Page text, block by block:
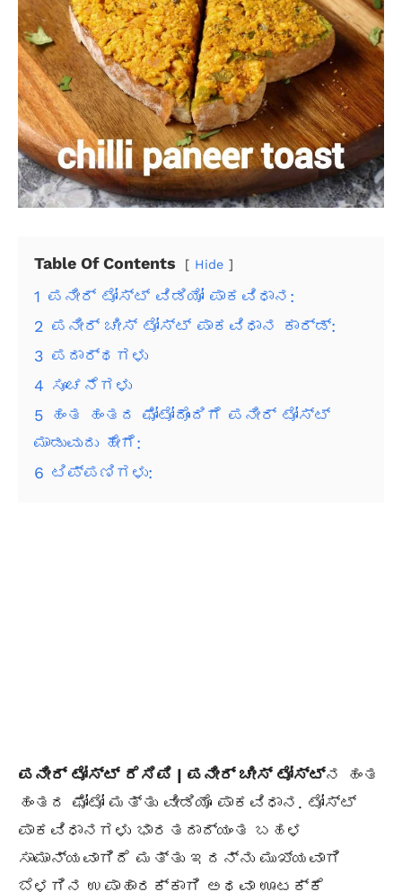
Table Of Contents Hide
1 ಪನೀರ್ ಟೋಸ್ಟ್ ವಿಡಿಯೋ ಪಾಕವಿಧಾನ:
2 ಪನೀರ್ ಚೀಸ್ ಟೋಸ್ಟ್ ಪಾಕವಿಧಾನ ಕಾರ್ಡ್:
3 ಪದಾರ್ಥಗಳು
4 ಸೂಚನೆಗಳು
5 ಹಂತ ಹಂತದ ಫೋಟೋದೊಂದಿಗೆ ಪನೀರ್ ಟೋಸ್ಟ್
ಮಾಡುವುದು ಹೇಗೆ:
6 ಟಿಪ್ಪಣಿಗಳು:
ಪನೀರ್ ಟೋಸ್ಟ್ ರೆಸಿಪಿ | ಪನೀರ್ ಚೀಸ್ ಟೋಸ್ಟ್ನ ಹಂತ
ಹಂತದ ಫೋಟೋ ಮತ್ತು ವೀಡಿಯೊ ಪಾಕವಿಧಾನ. ಟೋಸ್ಟ್
ಪಾಕವಿಧಾನಗಳು ಭಾರತದಾದ್ಯಂತ ಬಹಳ
ಸಾಮಾನ್ಯವಾಗಿದೆ ಮತ್ತು ಇದನ್ನು ಮುಖ್ಯವಾಗಿ
ಬೆಳಗಿನ ಉಪಾಹಾರಕ್ಕಾಗಿ ಅಥವಾ ಊಟಕ್ಕೆ